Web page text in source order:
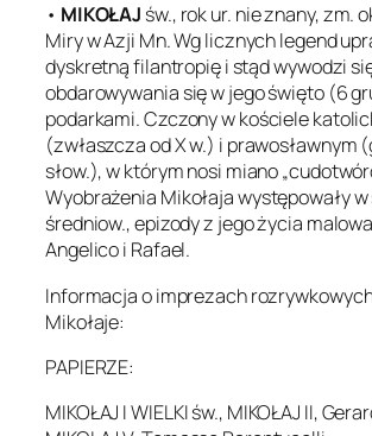
• MIKOŁAJ św., rok ur. nie znany, zm.
Miry w Azji Mn. Wg licznych legend
dyskretną filantropię i stąd wywodzi
obdarowywania się w jego święto (6
podarkami. Czczony w kościele
(zwłaszcza od X w.) i prawosławnym
słow.), w którym nosi miano
Wyobrażenia Mikołaja występowały
średniow., epizody z jego życia
Angelico i Rafael.
Informacja o imprezach
Mikołaje:
PAPIERZE:
MIKOŁAJ I WIELKI św., MIKOŁAJ II,